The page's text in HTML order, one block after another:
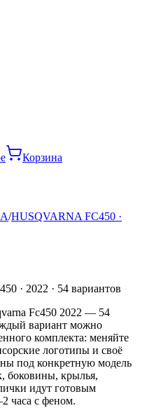
Корзина
/HUSQVARNA FC450 ·
· 2022 · 54 вариантов
Fc450 2022 — 54
вариант можно
комплекта: меняйте
логотипы и своё
под конкретную модель
боковины, крылья,
идут готовым
часа с феном.